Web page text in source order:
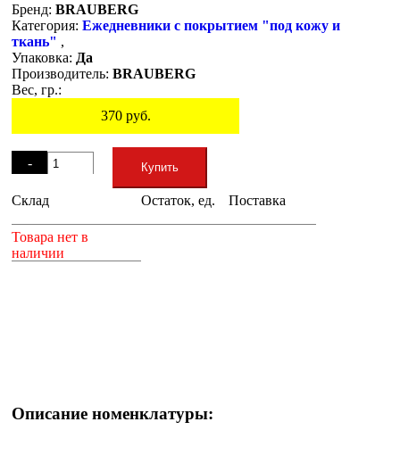
Бренд: BRAUBERG
Категория: Ежедневники с покрытием "под кожу и
ткань" ,
Упаковка: Да
Производитель: BRAUBERG
Вес, гр.:
370руб.
-
+
Купить
Склад Остаток, ед. Поставка
Товара нет в
наличии
Описание номенклатуры: